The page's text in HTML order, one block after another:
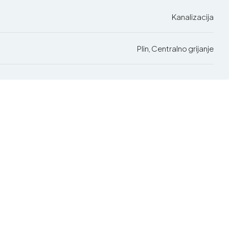
Kanalizacija
Plin, Centralno grijanje